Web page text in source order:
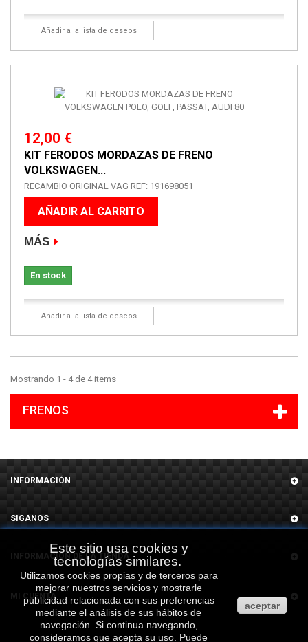
Añadir a la lista de deseos
12,00 €
KIT FERODOS MORDAZAS DE FRENO
VOLKSWAGEN...
RECAMBIO ORIGINAL VAG REF: 191698051
AÑADIR AL CARRITO
MÁS
En stock
Añadir a la lista de deseos
Mostrando 1 - 4 de 4 items
FRENOS
INFORMACIÓN
Este sitio usa cookies y
tecnologías similares.
Utilizamos cookies propias y de terceros para
mejorar nuestros servicios y mostrarle
publicidad relacionada con sus preferencias
mediante el análisis de sus hábitos de
navegación. Si continua navegando,
consideramos que acepta su uso. Puede
aceptar
SIGANOS
INFORMACIÓN DE LA TIENDA
MI CUENTA